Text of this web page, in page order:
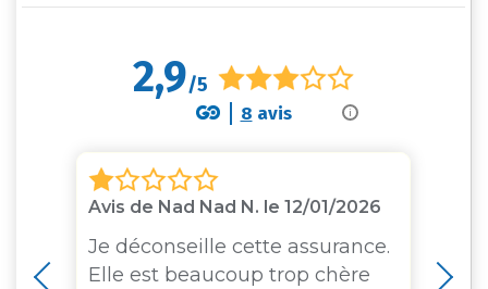
i
2,9/5
8 avis
Avis de Nad Nad N. le 12/01/2026
Je déconseille cette assurance.
Elle est beaucoup trop chère